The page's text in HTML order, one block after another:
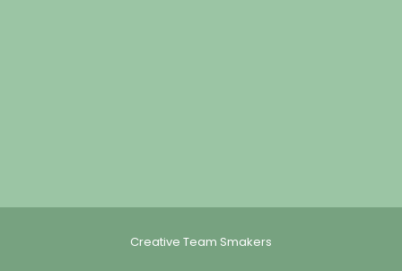
Creative Team Smakers